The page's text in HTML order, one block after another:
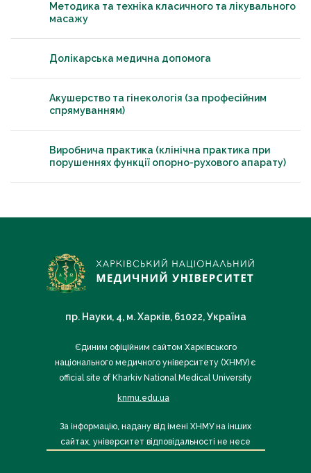
Методика та техніка класичного та лікувального
масажу
Долікарська медична допомога
Акушерство та гінекологія (за професійним
спрямуванням)
Виробнича практика (клінічна практика при
порушеннях функції опорно-рухового апарату)
пр. Науки, 4, м. Харків, 61022, Україна
Єдиним офіційним сайтом Харківського
національного медичного університету (ХНМУ) є
official site of Kharkiv National Medical University
knmu.edu.ua
За інформацію, надану від імені ХНМУ на інших
сайтах, університет відповідальності не несе